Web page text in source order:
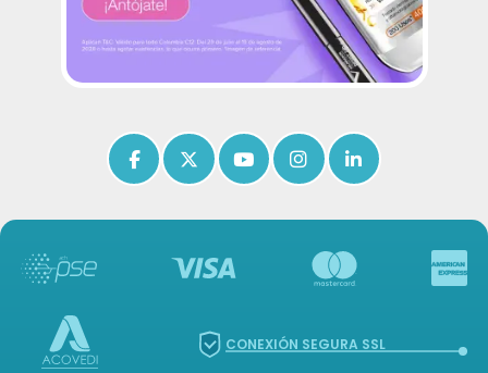
Icon of facebook-f
Icon of x-twitter
Icon of youtube
Icon of instagram
Icon of
CONEXIÓN SEGURA SSL